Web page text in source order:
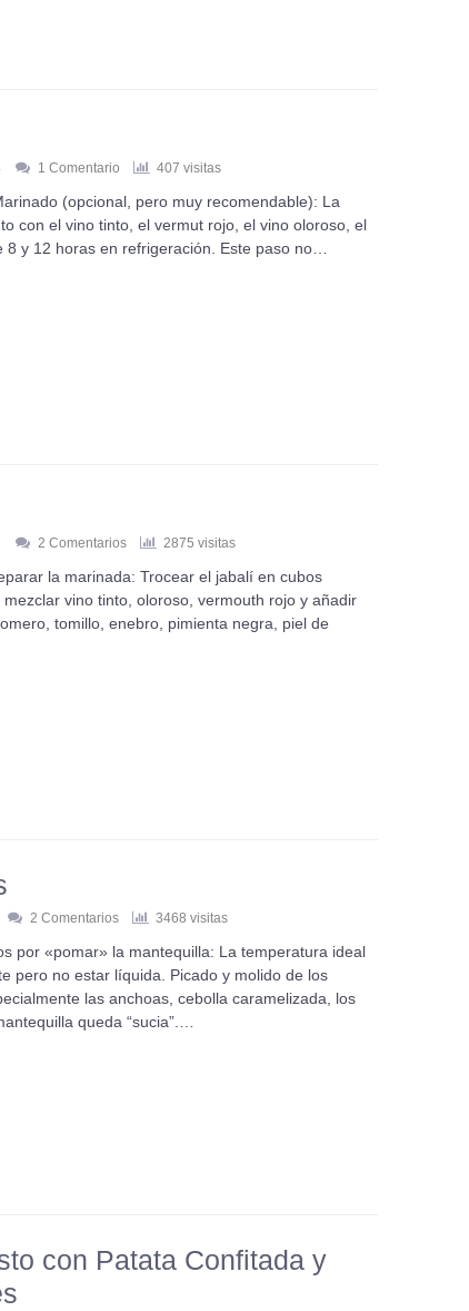
1 Comentario 407 visitas
(opcional, pero muy recomendable): La
con el vino tinto, el vermut rojo, el vino oloroso, el
y 12 horas en refrigeración. Este paso no…
2 Comentarios 2875 visitas
la marinada: Trocear el jabalí en cubos
vino tinto, oloroso, vermouth rojo y añadir
tomillo, enebro, pimienta negra, piel de
2 Comentarios 3468 visitas
por «pomar» la mantequilla: La temperatura ideal
pero no estar líquida. Picado y molido de los
las anchoas, cebolla caramelizada, los
queda “sucia”.…
con Patata Confitada y